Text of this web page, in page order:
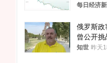
频全下架
每日经济
俄罗斯政
曾公开挑
知世 昨天